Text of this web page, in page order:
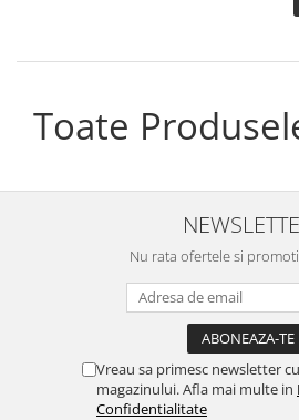
Toate
Nu rata ofertele si
Vreau sa primesc newsletter
magazinului. Afla mai multe in
Confidentialitate